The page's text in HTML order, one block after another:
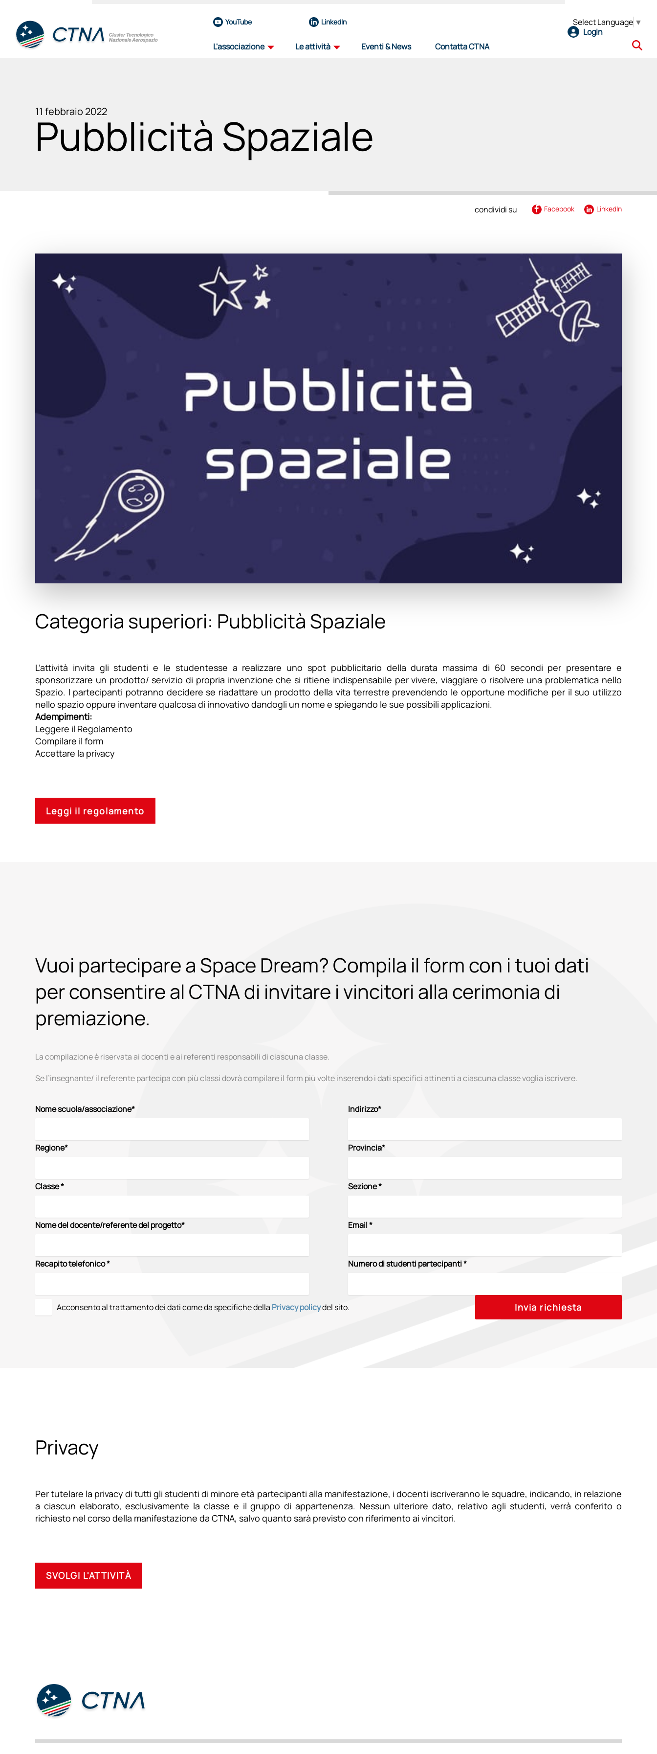
YouTube LinkedIn
L'associazione
team
eccellenze del nostro nucleo operativo
governance
organi e funzioni
una rete di forze guidata dall'innovazione
condividi la nostra missione
Le attività
iniziative
progetti per il futuro del settore
viaggio tra i distretti
sosteniamo il talento, plasmiamo il futuro
le notizie più importanti del settore
Eventi & News Contatta CTNA
Select Language ▼
Login
11 febbraio 2022
Pubblicità Spaziale
condividi su Facebook LinkedIn
Categoria superiori: Pubblicità Spaziale
L’attività invita gli studenti e le studentesse a realizzare uno spot pubblicitario della durata massima di 60 secondi per presentare e
sponsorizzare un prodotto/ servizio di propria invenzione che si ritiene indispensabile per vivere, viaggiare o risolvere una problematica nello
Spazio. I partecipanti potranno decidere se riadattare un prodotto della vita terrestre prevendendo le opportune modifiche per il suo utilizzo
nello spazio oppure inventare qualcosa di innovativo dandogli un nome e spiegando le sue possibili applicazioni.
Adempimenti:
Leggere il Regolamento
Compilare il form
Accettare la privacy
Leggi il regolamento
Vuoi partecipare a Space Dream? Compila il form con i tuoi dati
per consentire al CTNA di invitare i vincitori alla cerimonia di
premiazione.
La compilazione è riservata ai docenti e ai referenti responsabili di ciascuna classe.
Se l’insegnante/ il referente partecipa con più classi dovrà compilare il form più volte inserendo i dati specifici attinenti a ciascuna classe voglia iscrivere.
Nome scuola/associazione* Indirizzo*
Regione* Provincia*
Classe * Sezione *
Nome del docente/referente del progetto* Email *
Recapito telefonico * Numero di studenti partecipanti *
Acconsento al trattamento dei dati come da specifiche della Privacy policydel sito.
Privacy
Per tutelare la privacy di tutti gli studenti di minore età partecipanti alla manifestazione, i docenti iscriveranno le squadre, indicando, in relazione
a ciascun elaborato, esclusivamente la classe e il gruppo di appartenenza. Nessun ulteriore dato, relativo agli studenti, verrà conferito o
richiesto nel corso della manifestazione da CTNA, salvo quanto sarà previsto con riferimento ai vincitori.
SVOLGI L'ATTIVITÀ